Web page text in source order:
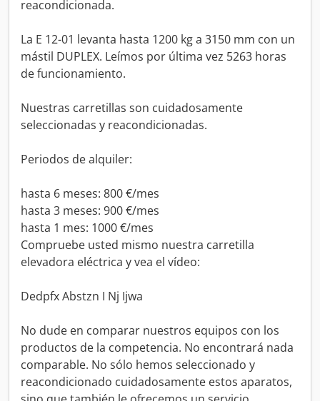
reacondicionada.
La E 12-01 levanta hasta 1200 kg a 3150 mm con un
mástil DUPLEX. Leímos por última vez 5263 horas
de funcionamiento.
Nuestras carretillas son cuidadosamente
seleccionadas y reacondicionadas.
Periodos de alquiler:
hasta 6 meses: 800 €/mes
hasta 3 meses: 900 €/mes
hasta 1 mes: 1000 €/mes
Compruebe usted mismo nuestra carretilla
elevadora eléctrica y vea el vídeo:
Dedpfx Abstzn I Nj Ijwa
No dude en comparar nuestros equipos con los
productos de la competencia. No encontrará nada
comparable. No sólo hemos seleccionado y
reacondicionado cuidadosamente estos aparatos,